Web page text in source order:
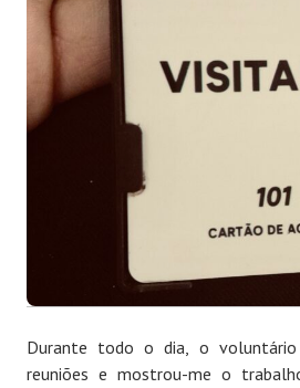
Durante todo o dia, o
reuniões e mostrou-me o